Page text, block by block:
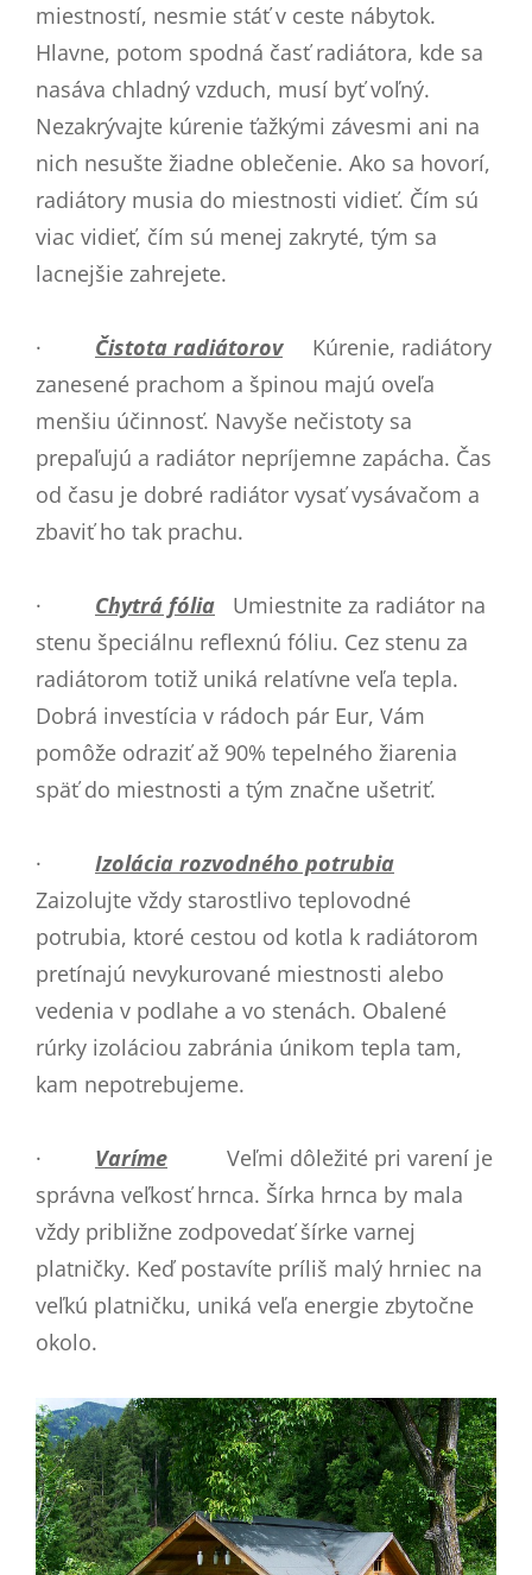
miestností, nesmie stáť v ceste nábytok.
Hlavne, potom spodná časť radiátora, kde sa
nasáva chladný vzduch, musí byť voľný.
Nezakrývajte kúrenie ťažkými závesmi ani na
nich nesušte žiadne oblečenie. Ako sa hovorí,
radiátory musia do miestnosti vidieť. Čím sú
viac vidieť, čím sú menej zakryté, tým sa
lacnejšie zahrejete.
· Čistota radiátorovKúrenie, radiátory
zanesené prachom a špinou majú oveľa
menšiu účinnosť. Navyše nečistoty sa
prepaľujú a radiátor nepríjemne zapácha. Čas
od času je dobré radiátor vysať vysávačom a
zbaviť ho tak prachu.
· Chytrá fólia Umiestnite za radiátor na
stenu špeciálnu reflexnú fóliu. Cez stenu za
radiátorom totiž uniká relatívne veľa tepla.
Dobrá investícia v rádoch pár Eur, Vám
pomôže odraziť až 90% tepelného žiarenia
späť do miestnosti a tým značne ušetriť.
· Izolácia rozvodného potrubia
Zaizolujte vždy starostlivo teplovodné
potrubia, ktoré cestou od kotla k radiátorom
pretínajú nevykurované miestnosti alebo
vedenia v podlahe a vo stenách. Obalené
rúrky izoláciou zabránia únikom tepla tam,
kam nepotrebujeme.
· Varíme Veľmi dôležité pri varení je
správna veľkosť hrnca. Šírka hrnca by mala
vždy približne zodpovedať šírke varnej
platničky. Keď postavíte príliš malý hrniec na
veľkú platničku, uniká veľa energie zbytočne
okolo.